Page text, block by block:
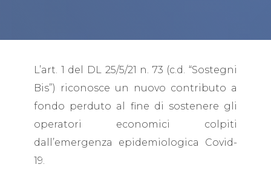
L’art. 1 del DL 25/5/21 n. 73 (c.d. “Sostegni
Bis”) riconosce un nuovo contributo a
fondo perduto al fine di sostenere gli
operatori economici colpiti
dall’emergenza epidemiologica Covid-
19.